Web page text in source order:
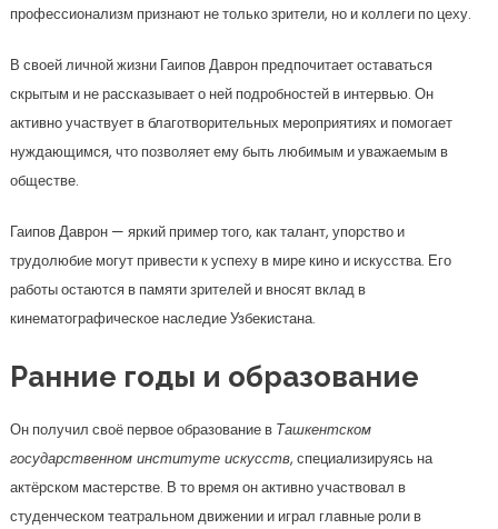
профессионализм признают не только зрители, но и коллеги по цеху.
В своей личной жизни Гаипов Даврон предпочитает оставаться
скрытым и не рассказывает о ней подробностей в интервью. Он
активно участвует в благотворительных мероприятиях и помогает
нуждающимся, что позволяет ему быть любимым и уважаемым в
обществе.
Гаипов Даврон — яркий пример того, как талант, упорство и
трудолюбие могут привести к успеху в мире кино и искусства. Его
работы остаются в памяти зрителей и вносят вклад в
кинематографическое наследие Узбекистана.
Ранние годы и образование
Он получил своё первое образование в Ташкентском
государственном институте искусств, специализируясь на
актёрском мастерстве. В то время он активно участвовал в
студенческом театральном движении и играл главные роли в